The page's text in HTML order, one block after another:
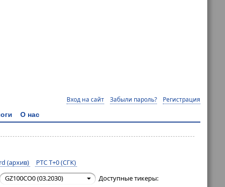
Вход на сайт Забыли пароль? Регистрация
О нас
(архив)
РТС T+0 (СГК)
GZ100CO0 (03.2030)
Доступные тикеры: